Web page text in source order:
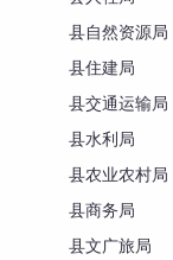
县自然资源局
县住建局
县交通运输局
县水利局
县农业农村局
县商务局
县文广旅局